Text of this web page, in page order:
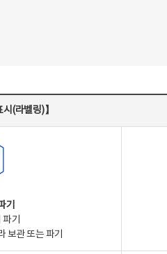
(라벨링)】
기
기
보관 또는 파기